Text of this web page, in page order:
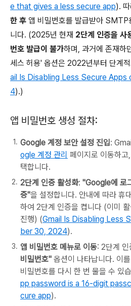
e that gives a less secure app). 따
한 후 앱 비밀번호를 발급받아 SMTP
니다. (2025년 현재 2단계 인증을 사
번호 발급이 불가하며, 과거에 존재하
세스 허용' 옵션은 2022년부터 단계
ail Is Disabling Less Secure
4).)
앱 비밀번호 생성 절차:
Google 계정 보안 설정 진입 :
ogle 계정 관리 페이지로 이동하고
택합니다.
2단계 인증 활성화: "Google에 로
증"을 설정합니다. 안내에 따라 휴
하여 2단계 인증을 켭니다 (이미
진행) (Gmail Is Disabling Less
ber 30, 2024).
앱 비밀번호 메뉴로 이동: 2단계 인
비밀번호" 옵션이 나타납니다. 이
비밀번호를 다시 한 번 물을 수 있
pp password is a 16-digit
cure app).